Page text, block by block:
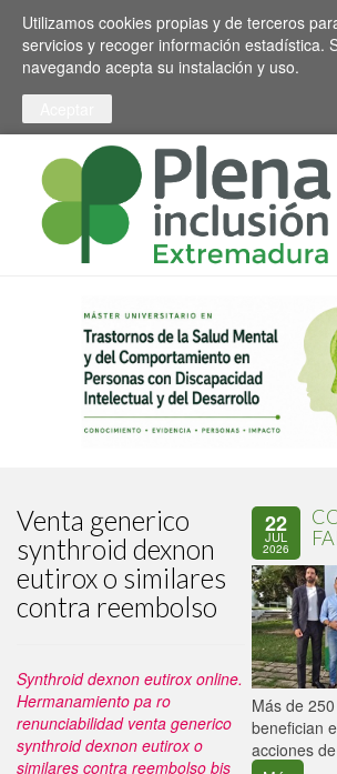
Pasar al contenido principal
Toggle high contrast
Utilizamos cookies propias y de terceros
servicios y recoger información estadística.
navegando acepta su instalación y uso.
Venta generico
synthroid dexnon
eutirox o similares
contra reembolso
Synthroid dexnon eutirox online.
Hermanamiento pa ro
renunciabilidad venta generico
synthroid dexnon eutirox o
similares contra reembolso bis
22
JUL
2026
Más de
benefician
acciones